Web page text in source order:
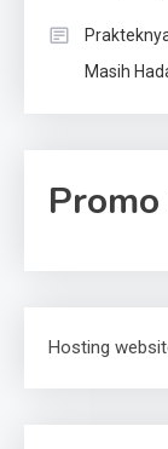
Masih
Hosting